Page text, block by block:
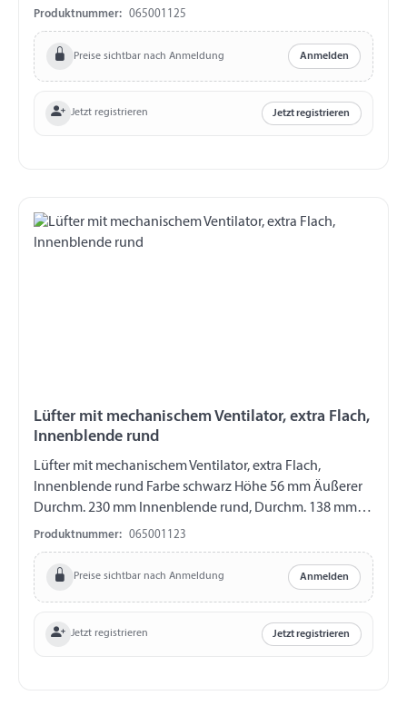
Arbeitet auch im stehenden Zustand Ultraleise
Produktnummer: 065001125
Preise sichtbar nach Anmeldung Anmelden
Jetzt registrieren Jetzt registrieren
Lüfter mit mechanischem Ventilator, extra Flach,
Innenblende rund
Lüfter mit mechanischem Ventilator, extra Flach,
Innenblende rund Farbe schwarz Höhe 56 mm Äußerer
Durchm. 230 mm Innenblende rund, Durchm. 138 mm
Auschnitt Durchm. 80 mm Extraktion 17 m3/h (20 km/h)
bis 135 m3/h (110 km/h) Mechanische Luftregulierung
Arbeitet gleichmäßig im stehenden Zustand Ultraleise
Produktnummer: 065001123
Preise sichtbar nach Anmeldung Anmelden
Jetzt registrieren Jetzt registrieren